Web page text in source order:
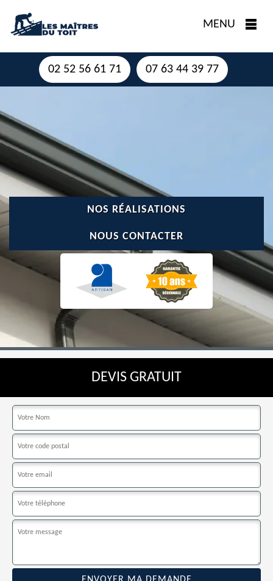
MENU
02 52 56 61 71 07 63 44 39 77
NOS RÉALISATIONS
NOUS CONTACTER
DEVIS GRATUIT